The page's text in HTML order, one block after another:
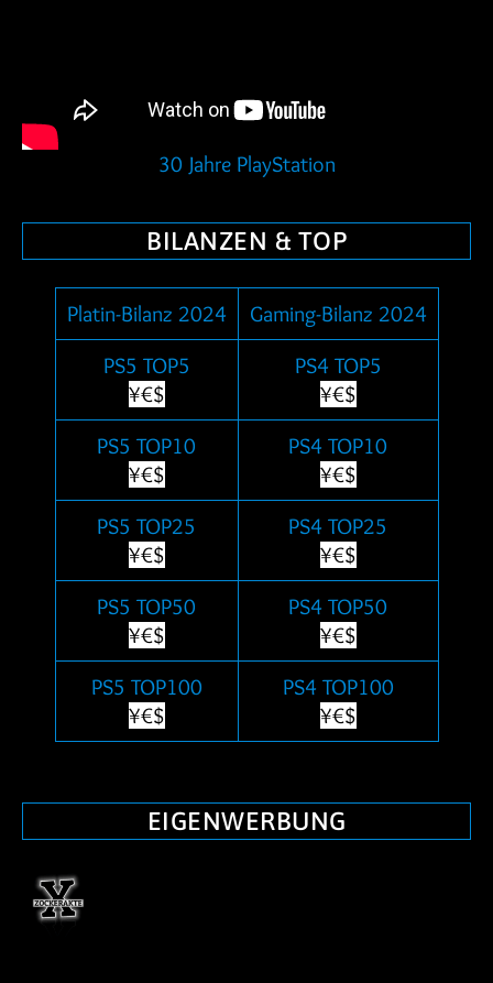
30 Jahre PlayStation
BILANZEN & TOP
Platin-Bilanz 2024
Gaming-Bilanz 2024
PS5 TOP5
¥€$
PS4 TOP5
¥€$
PS5 TOP10
¥€$
PS4 TOP10
¥€$
PS5 TOP25
¥€$
PS4 TOP25
¥€$
PS5 TOP50
¥€$
PS4 TOP50
¥€$
PS5 TOP100
¥€$
PS4 TOP100
¥€$
EIGENWERBUNG